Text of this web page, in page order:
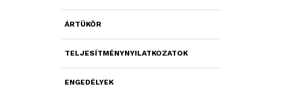
ÁRTÜKÖR
TELJESÍTMÉNYNYILATKOZATOK
ENGEDÉLYEK